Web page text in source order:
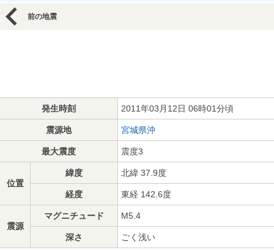
前の地震
発生時刻 2011年03月12日 06時01分頃
震源地 宮城県沖
最大震度 震度3
位置
緯度 北緯 37.9度
経度 東経 142.6度
震源
マグニチュード M5.4
深さ ごく浅い